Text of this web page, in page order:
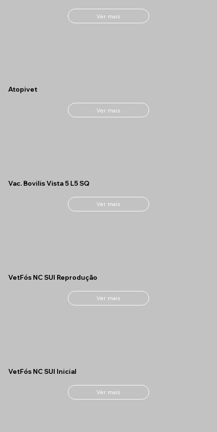
Ver mais
Atopivet
Ver mais
Vac. Bovilis Vista 5 L5 SQ
Ver mais
VetFós NC SUI Reprodução
Ver mais
VetFós NC SUI Inicial
Ver mais